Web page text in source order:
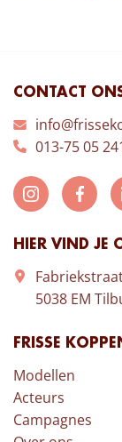
CONTACT
013-75 05
HIER VIND JE
5038 EM
FRISSE
Modellen
Acteurs
Campagnes